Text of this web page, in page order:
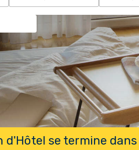
d'Hôtel se termine dans